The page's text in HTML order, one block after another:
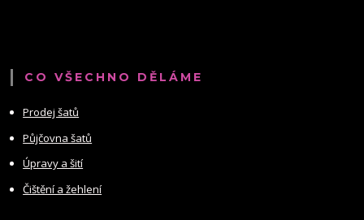
CO VŠECHNO DĚLÁME
Prodej šatů
Půjčovna šatů
Úpravy a šití
Čištění a žehlení